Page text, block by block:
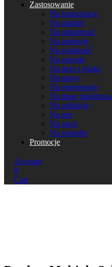
Zastosowanie
Na koncetrację
Na pamięć
Na odporność
Na potencję
Na witalność
Na energię
Na stres i relaks
Na stawy
Na regenerację
Na masę
Na redukcję
Na sen
Na serce
Na wątrobę
Promocje
Account
0
Cart